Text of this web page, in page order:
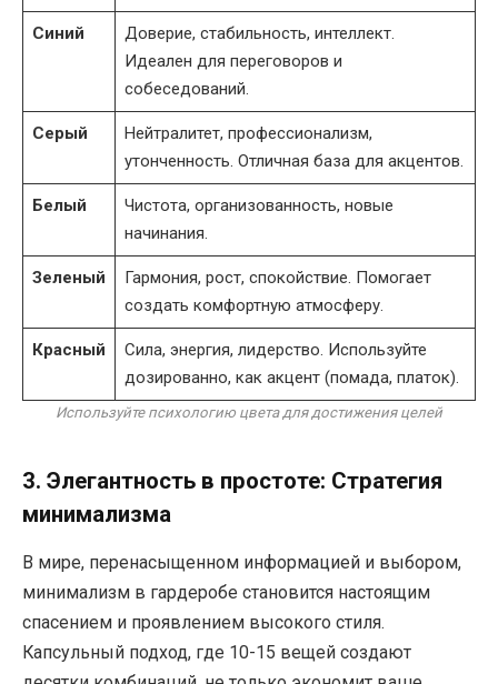
Синий
Доверие, стабильность, интеллект.
Идеален для переговоров и
собеседований.
Серый
Нейтралитет, профессионализм,
утонченность. Отличная база для акцентов.
Белый
Чистота, организованность, новые
начинания.
Зеленый
Гармония, рост, спокойствие. Помогает
создать комфортную атмосферу.
Красный
Сила, энергия, лидерство. Используйте
дозированно, как акцент (помада, платок).
Используйте психологию цвета для достижения целей
3. Элегантность в простоте: Стратегия
минимализма
В мире, перенасыщенном информацией и выбором,
минимализм в гардеробе становится настоящим
спасением и проявлением высокого стиля.
Капсульный подход, где 10-15 вещей создают